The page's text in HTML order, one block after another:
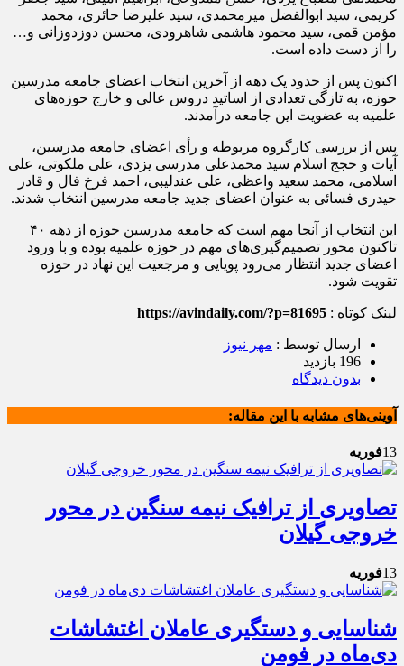
کریمی، سید ابوالفضل میرمحمدی، سید علیرضا حائری، محمد
مؤمن قمی، سید محمود هاشمی شاهرودی، محسن دوزدوزانی و…
را از دست داده است.
اکنون پس از حدود یک دهه از آخرین انتخاب اعضای جامعه مدرسین
حوزه، به تازگی تعدادی از اساتید دروس عالی و خارج حوزه‌های
علمیه به عضویت این جامعه درآمدند.
پس از بررسی کارگروه مربوطه و رأی اعضای جامعه مدرسین،
آیات و حجج اسلام سید محمدعلی مدرسی یزدی، علی ملکوتی، علی
اسلامی، محمد سعید واعظی، علی عندلیبی، احمد فرخ فال و قادر
حیدری فسائی به عنوان اعضای جدید جامعه مدرسین انتخاب شدند.
این انتخاب از آنجا مهم است که جامعه مدرسین حوزه از دهه ۴۰
تاکنون محور تصمیم‌گیری‌های مهم در حوزه علمیه بوده و با ورود
اعضای جدید انتظار می‌رود پویایی و مرجعیت این نهاد در حوزه
تقویت شود.
لینک کوتاه : https://avindaily.com/?p=81695
ارسال توسط : مهر نیوز
196 بازدید
بدون دیدگاه
آوینی‌های مشابه با این مقاله:
13فوریه
تصاویری از ترافیک نیمه سنگین در محور
خروجی گیلان
13فوریه
شناسایی و دستگیری عاملان اغتشاشات
دی‌ماه در فومن